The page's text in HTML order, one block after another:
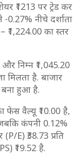
₹1213 पर ट्रेड कर
नीचे दर्शाता
₹1,224.00 का स्तर
निम्न ₹1,045.20
मिलता है. बाजार
हुआ है.
फेस वैल्यू ₹10.00 है,
कंपनी 0.12%
E) ₹38.73 प्रति
₹19.52 है.